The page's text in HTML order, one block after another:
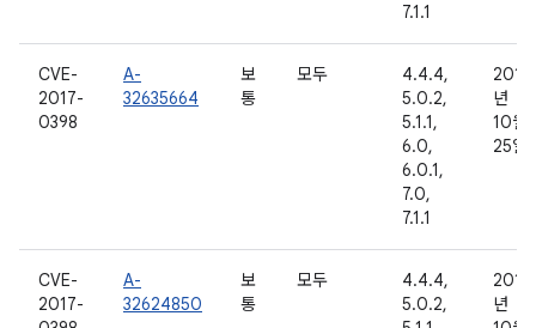
7.1.1
CVE-
2017-
0398
A-
32635664
보
통
모두
4.4.4,
5.0.2,
5.1.1,
6.0,
6.0.1,
7.0,
7.1.1
2016
년
10월
25일
CVE-
2017-
A-
32624850
보
통
모두
4.4.4,
5.0.2,
2016
년